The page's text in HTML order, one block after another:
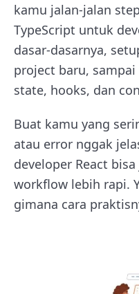
kamu jalan-jalan
TypeScript untuk
dasar-dasarnya,
project baru,
state, hooks, dan
Buat kamu yang
atau error nggak
developer React
workflow lebih rapi.
gimana cara